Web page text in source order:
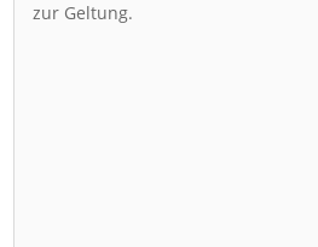
zur Geltung.